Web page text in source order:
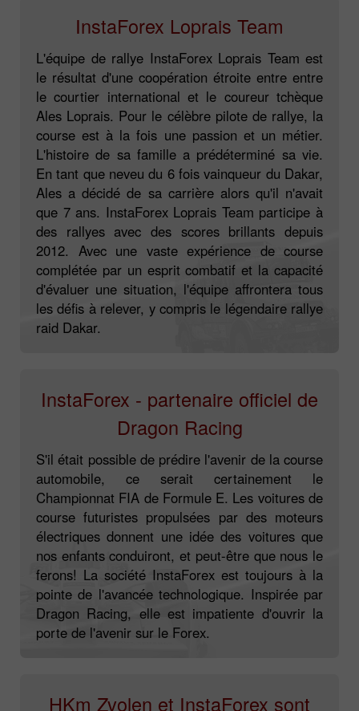
InstaForex Loprais Team
L'équipe de rallye InstaForex Loprais Team est
le résultat d'une coopération étroite entre entre
le courtier international et le coureur tchèque
Ales Loprais. Pour le célèbre pilote de rallye, la
course est à la fois une passion et un métier.
L'histoire de sa famille a prédéterminé sa vie.
En tant que neveu du 6 fois vainqueur du Dakar,
Ales a décidé de sa carrière alors qu'il n'avait
que 7 ans. InstaForex Loprais Team participe à
des rallyes avec des scores brillants depuis
2012. Avec une vaste expérience de course
complétée par un esprit combatif et la capacité
d'évaluer une situation, l'équipe affrontera tous
les défis à relever, y compris le légendaire rallye
raid Dakar.
InstaForex - partenaire officiel de
Dragon Racing
S'il était possible de prédire l'avenir de la course
automobile, ce serait certainement le
Championnat FIA de Formule E. Les voitures de
course futuristes propulsées par des moteurs
électriques donnent une idée des voitures que
nos enfants conduiront, et peut-être que nous le
ferons! La société InstaForex est toujours à la
pointe de l'avancée technologique. Inspirée par
Dragon Racing, elle est impatiente d'ouvrir la
porte de l'avenir sur le Forex.
HKm Zvolen et InstaForex sont